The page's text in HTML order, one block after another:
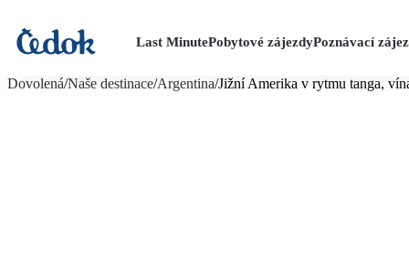
Last MinutePobytové zájezdyPoznávací
Dovolená/Naše destinace/Argentina/Jižní Amerika v rytmu tanga,